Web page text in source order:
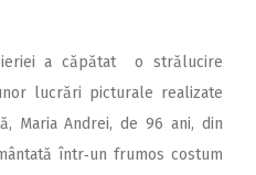
a căpătat o strălucire
lucrări picturale realizate
Maria Andrei, de 96 ani, din
într‑un frumos costum